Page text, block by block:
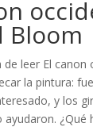
Bloom
de leer El
la pintura:
y los
ayudaron. ¿Qué